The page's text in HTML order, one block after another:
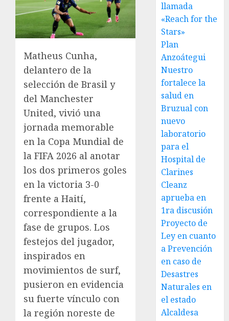
Matheus Cunha,
delantero de la
selección de Brasil y
del Manchester
United, vivió una
jornada memorable
en la Copa Mundial de
la FIFA 2026 al anotar
los dos primeros goles
en la victoria 3-0
frente a Haití,
correspondiente a la
fase de grupos. Los
festejos del jugador,
inspirados en
movimientos de surf,
pusieron en evidencia
su fuerte vínculo con
la región noreste de
llamada
«Reach for the
Stars»
Plan
Anzoátegui
Nuestro
fortalece la
salud en
Bruzual con
nuevo
laboratorio
para el
Hospital de
Clarines
Cleanz
aprueba en
1ra discusión
Proyecto de
Ley en cuanto
a Prevención
en caso de
Desastres
Naturales en
el estado
Alcaldesa